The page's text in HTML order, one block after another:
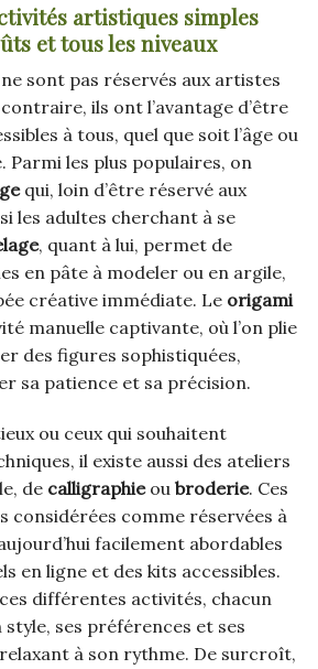
artistiques simples
et tous les niveaux
sont pas réservés aux artistes
ils ont l’avantage d’être
à tous, quel que soit l’âge ou
Parmi les plus populaires, on
qui, loin d’être réservé aux
les adultes cherchant à se
, quant à lui, permet de
en pâte à modeler ou en argile,
créative immédiate. Le origami
manuelle captivante, où l’on plie
des figures sophistiquées,
sa patience et sa précision.
ou ceux qui souhaitent
il existe aussi des ateliers
de calligraphieou broderie. Ces
considérées comme réservées à
facilement abordables
en ligne et des kits accessibles.
différentes activités, chacun
ses préférences et ses
à son rythme. De surcroît,